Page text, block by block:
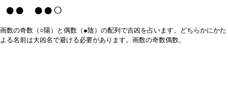
●● ●●○
画数の奇数（○陽）と偶数（●陰）の配列で吉凶を占います。どちらかにかた
よる名前は大凶名で避ける必要があります。画数の奇数偶数。